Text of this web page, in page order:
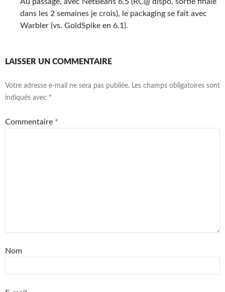
dans les 2 semaines je crois), le packaging se fait avec
Warbler (vs. GoldSpike en 6.1).
LAISSER UN COMMENTAIRE
Votre adresse e-mail ne sera pas publiée. Les champs obligatoires sont
indiqués avec *
Commentaire *
Nom